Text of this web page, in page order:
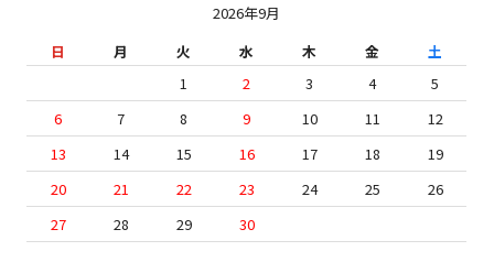
2026年9月
日
月 火 水 木 金
土
1
2 3 4
5
6
7 8 9 10 11
12
13
14 15 16 17 18
19
20
21 22 23 24 25
26
27
28 29 30